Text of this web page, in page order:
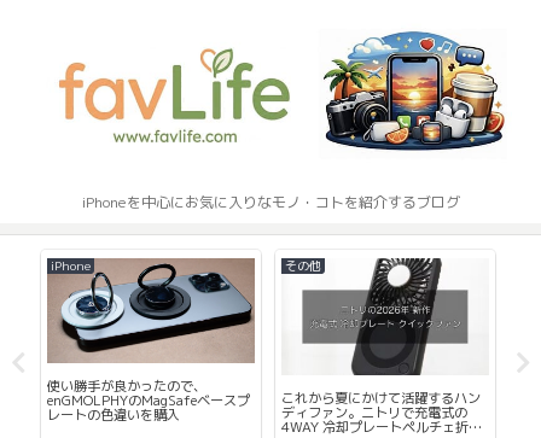
iPhoneを中心にお気に入りなモノ・コトを紹介するブログ
iPhone
使い勝手が良かったので、
enGMOLPHYのMagSafeベースプ
レートの色違いを購入
その他
これから夏にかけて活躍するハン
ディファン。ニトリで充電式の
4WAY 冷却プレートペルチェ折り